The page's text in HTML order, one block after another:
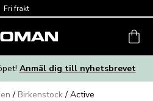
Fri frakt
Anmäl dig till nyhetsbrevet
/ Birkenstock / Active